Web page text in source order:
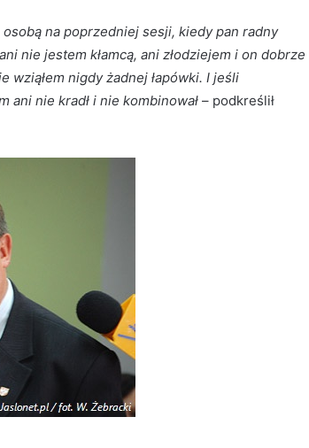
na poprzedniej sesji, kiedy pan radny
nie jestem kłamcą, ani złodziejem i on dobrze
wziąłem nigdy żadnej łapówki. I jeśli
ani nie kradł i nie kombinował – podkreślił